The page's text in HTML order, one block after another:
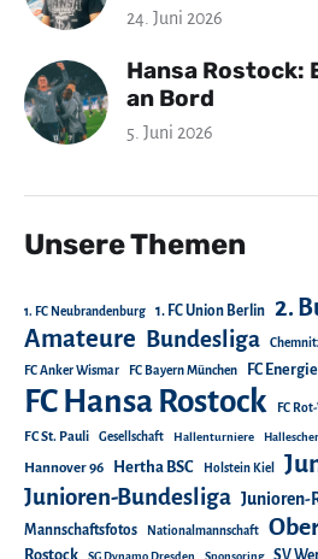
24. Juni 2026
Hansa Rostock:
an Bord
5. Juni 2026
Unsere Themen
1. FC Neubrandenburg 1. FC Union Berlin 2.
Amateure Bundesliga
FC Anker Wismar FC Bayern München FC
FC Hansa Rostock FC
FC St. Pauli Gesellschaft Hallenturniere
Hannover 96 Hertha BSC Holstein Kiel
Junioren-Bundesliga Junioren-
Mannschaftsfotos
Nationalmannschaft
SG Dynamo Dresden Sponsoring